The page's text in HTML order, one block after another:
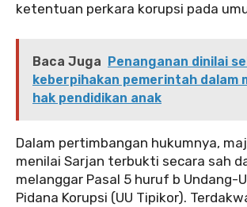
ketentuan perkara korupsi pada
Baca Juga
Penanganan dinilai
keberpihakan pemerintah dalam
hak pendidikan anak
‎‎Dalam pertimbangan hukumnya,
menilai Sarjan terbukti secara sah
melanggar Pasal 5 huruf b Undang-
Pidana Korupsi (UU Tipikor).